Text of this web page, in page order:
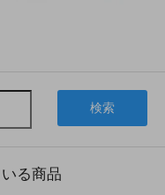
検索
る商品